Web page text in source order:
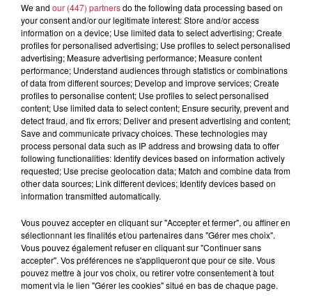
6 août 2026
À Hoerdt, de l’eau brune sort des
robinets
6 août 2026
Tags antisémites à Strasbourg :
Catherine Trautmann réagit
Au zoo de Mulhouse : rencontre
avec les flamants rouges
We and our (447) partnersdo the following data processing based on
your consent and/or our legitimate interest: Store and/or access
information on a device; Use limited data to select advertising; Create
profiles for personalised advertising; Use profiles to select personalised
advertising; Measure advertising performance; Measure content
performance; Understand audiences through statistics or combinations
of data from different sources; Develop and improve services; Create
profiles to personalise content; Use profiles to select personalised
content; Use limited data to select content; Ensure security, prevent and
detect fraud, and fix errors; Deliver and present advertising and content;
Save and communicate privacy choices. These technologies may
process personal data such as IP address and browsing data to offer
following functionalities: Identify devices based on information actively
requested; Use precise geolocation data; Match and combine data from
other data sources; Link different devices; Identify devices based on
information transmitted automatically.
Vous pouvez accepter en cliquant sur "Accepter et fermer", ou affiner en
sélectionnant les finalités et/ou partenaires dans "Gérer mes choix".
Vous pouvez également refuser en cliquant sur "Continuer sans
accepter". Vos préférences ne s'appliqueront que pour ce site. Vous
pouvez mettre à jour vos choix, ou retirer votre consentement à tout
moment via le lien "Gérer les cookies" situé en bas de chaque page.